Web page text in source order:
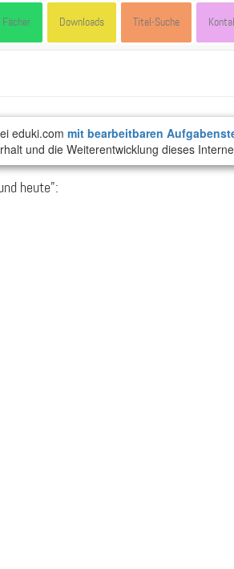
Fächer Downloads Titel-Suche
eduki.com mit bearbeitbaren
und die Weiterentwicklung dieses
heute":